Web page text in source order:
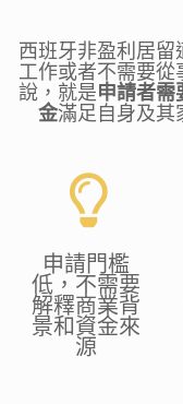
西班牙非盈利居
工作或者不需要
說，就是申請者需
金滿足自身及其
申請門檻
低，不需要
解釋商業背
景和資金來
源